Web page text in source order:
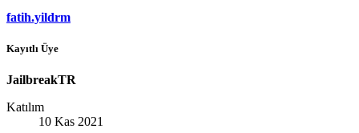
fatih.yildrm
Kayıtlı Üye
JailbreakTR
Katılım
10 Kas 2021